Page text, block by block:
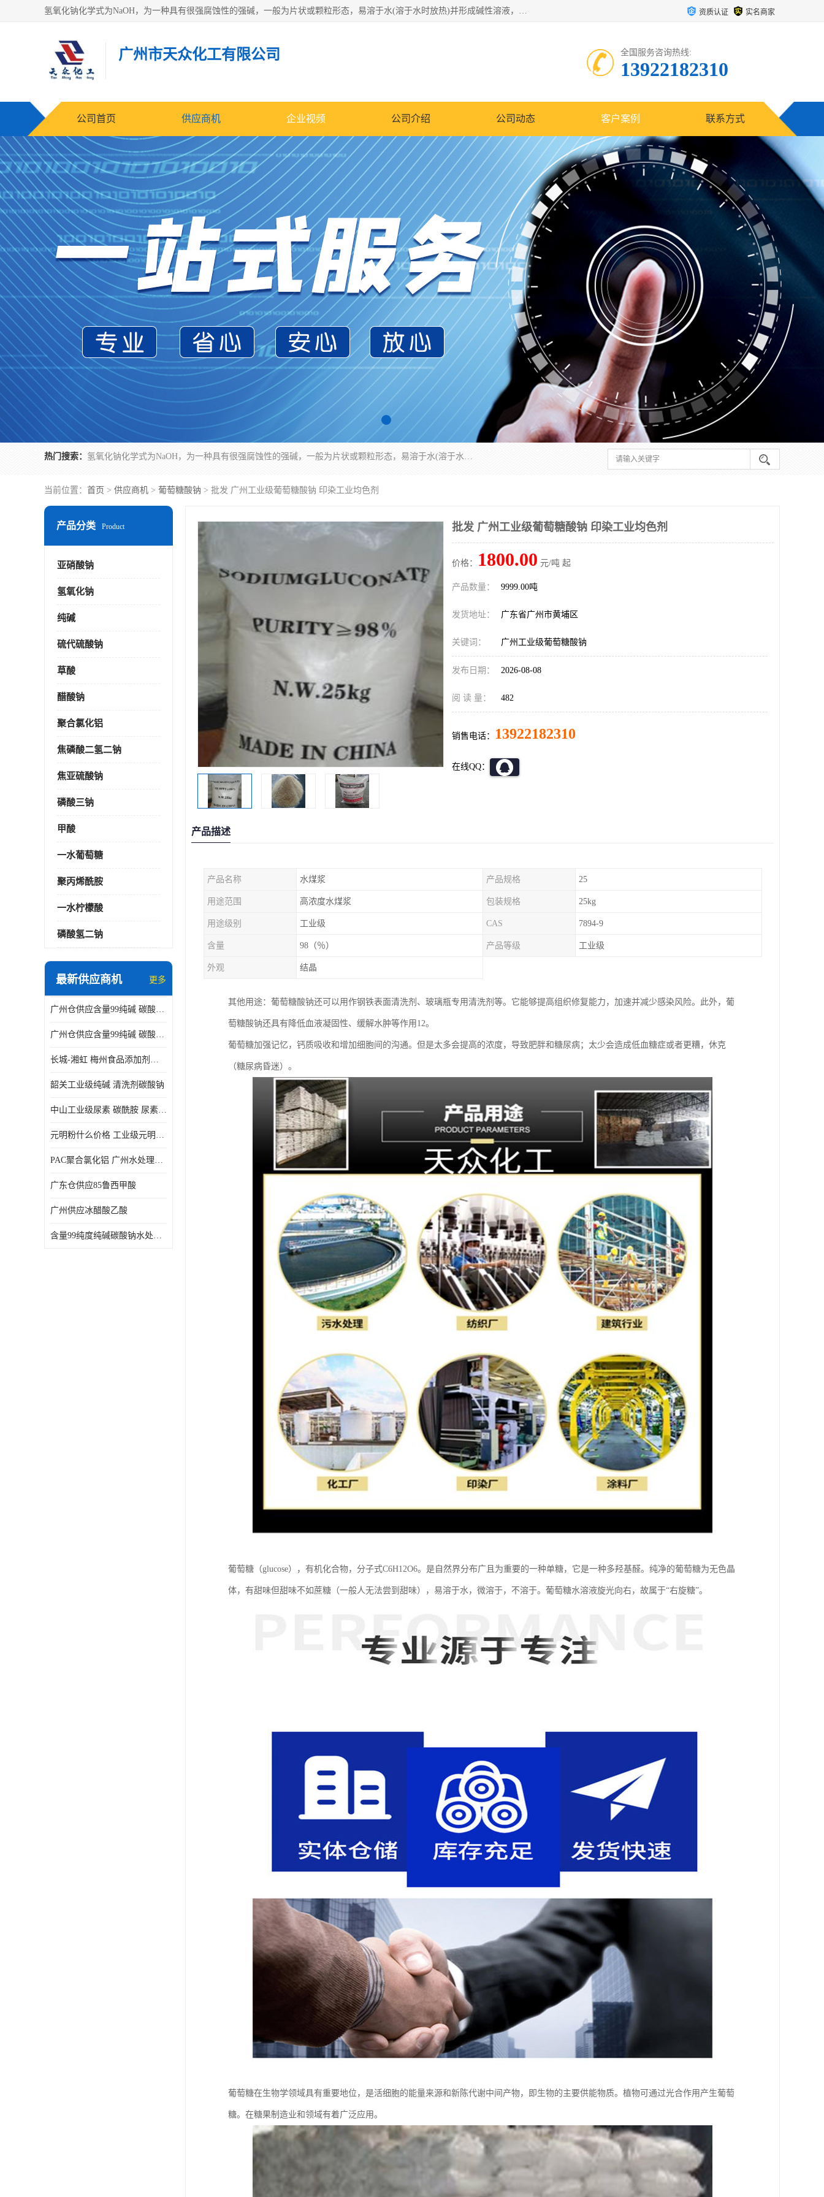
氢氧化钠化学式为NaOH，为一种具有很强腐蚀性的强碱，一般为片状或颗粒形态，易溶于水(溶于水时放热)并形成碱性溶液，另有潮解性，易吸取空气中的水蒸气(潮解)和(变质)。NaOH是化学实验室其中一种必备的化学品，亦为常见的化工品之一。纯品是无色透明的晶体。密度2.130g/cm3。熔点318.4℃。沸点1390℃。工业品含有少量的氯化和碳酸，是白色不透明的晶体。 资质认证 实名商家
广州市天众化工有限公司 全国服务咨询热线:
13922182310
公司首页 供应商机 企业视频 公司介绍 公司动态 客户案例 联系方式
热门搜索： 氢氧化钠化学式为NaOH，为一种具有很强腐蚀性的强碱，一般为片状或颗粒形态，易溶于水(溶于水时放热)并形成碱性溶液，另有潮解性，易吸取空气中的水蒸气(潮解)和(变质)。NaOH是化学实验室其中一种必备的化学品，亦为常见的化工品之一。纯品是无色透明的晶体。密度2.130g/cm3。熔点318.4℃。沸点1390℃。工业品含有少量的氯化和碳酸，是白色不透明的晶体。
当前位置： 首页 > 供应商机 > 葡萄糖酸钠 > 批发 广州工业级葡萄糖酸钠 印染工业均色剂
产品分类 Product
亚硝酸钠
氢氧化钠
纯碱
硫代硫酸钠
草酸
醋酸钠
聚合氯化铝
焦磷酸二氢二钠
焦亚硫酸钠
磷酸三钠
甲酸
一水葡萄糖
聚丙烯酰胺
一水柠檬酸
磷酸氢二钠
最新供应商机 更多
广州仓供应含量99纯碱 碳酸钠 工业级99含量水处理 酸类中和
广州仓供应含量99纯碱 碳酸钠 工业级99含量水处理 生活洗涤
长城-湘虹 梅州食品添加剂焦亚硫酸钠 作防腐剂
韶关工业级纯碱 清洗剂碳酸钠
中山工业级尿素 碳酰胺 尿素是一种高浓度氮肥
元明粉什么价格 工业级元明粉 无水硫酸钠 硫酸钠 合成洗涤剂的填充料
PAC聚合氯化铝 广州水处理药剂聚合氯化铝PAC 工业污水废水城镇生活污水的净化处理
广东仓供应85鲁西甲酸
广州供应冰醋酸乙酸
含量99纯度纯碱碳酸钠水处理剂
批发 广州工业级葡萄糖酸钠 印染工业均色剂
价格： 1800.00 元/吨 起
产品数量： 9999.00吨
发货地址： 广东省广州市黄埔区
关键词： 广州工业级葡萄糖酸钠
发布日期： 2026-08-08
阅 读 量： 482
销售电话： 13922182310
在线QQ：
产品描述
产品名称 水煤浆 产品规格 25
用途范围 高浓度水煤浆 包装规格 25kg
用途级别 工业级 CAS 7894-9
含量 98（％） 产品等级 工业级
外观 结晶
其他用途：葡萄糖酸钠还可以用作钢铁表面清洗剂、玻璃瓶专用清洗剂等。它能够提高组织修复能力，加速并减少感染风险。此外，葡
萄糖酸钠还具有降低血液凝固性、缓解水肿等作用12。
葡萄糖加强记忆，钙质吸收和增加细胞间的沟通。但是太多会提高的浓度，导致肥胖和糖尿病；太少会造成低血糖症或者更糟，休克
（糖尿病昏迷）。
葡萄糖（glucose），有机化合物，分子式C6H12O6。是自然界分布广且为重要的一种单糖，它是一种多羟基醛。纯净的葡萄糖为无色晶
体，有甜味但甜味不如蔗糖（一般人无法尝到甜味），易溶于水，微溶于，不溶于。葡萄糖水溶液旋光向右，故属于“右旋糖”。
葡萄糖在生物学领域具有重要地位，是活细胞的能量来源和新陈代谢中间产物，即生物的主要供能物质。植物可通过光合作用产生葡萄
糖。在糖果制造业和领域有着广泛应用。